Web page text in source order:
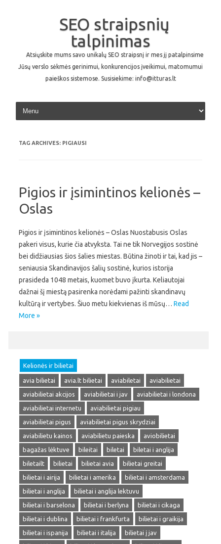
SEO straipsnių
talpinimas
Atsiųskite mums savo unikalų SEO straipsnį ir mes jį patalpinsime
Jūsų verslo sėkmės gerinimui, konkurencijos įveikimui, matomumui
paieškos sistemose. Susisiekime: info@itturas.lt
Skip to content
TAG ARCHIVES: PIGIAUSI
Pigios ir įsimintinos kelionės –
Oslas
Pigios ir įsimintinos kelionės – Oslas Nuostabusis Oslas
pakeri visus, kurie čia atvyksta. Tai ne tik Norvegijos sostinė
bei didžiausias šios šalies miestas. Būtina žinoti ir tai, kad jis –
seniausia Skandinavijos šalių sostinė, kurios istorija
prasideda 1048 metais, kuomet buvo įkurta. Keliautojai
dažnai šį miestą pasirenka norėdami pažinti skandinavų
kultūrą ir vertybes. Šiuo metu kiekvienas iš mūsų… Read
More »
Kelionės ir bilietai
avia bilietai avia.lt bilietai aviabiletai
aviabilietai
aviabilietai akcijos
aviabilietai i jav
aviabilietai i londona
aviabilietai internetu
aviabilietai pigiau
aviabilietai pigus
aviabilietai pigus skrydziai
aviabilietu kainos
aviabilietu paieska
aviobilietai
bagažas lėktuve
bileitai biletai
biletai i anglija
biletailt
bilietai bilietai avia
bilietai greitai
bilietai i airija
bilietai i amerika
bilietai i amsterdama
bilietai i anglija
bilietai i anglija lektuvu
bilietai i barselona
bilietai i berlyna
bilietai i cikaga
bilietai i dublina
bilietai i frankfurta
bilietai i graikija
bilietai i ispanija
bilietai i italija
bilietai į jav